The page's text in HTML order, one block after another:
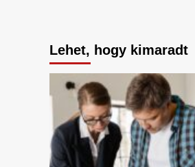
Lehet, hogy kimaradt